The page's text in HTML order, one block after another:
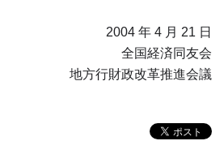
2004 年 4 月 21 日
全国経済同友会
地方行財政改革推進会議